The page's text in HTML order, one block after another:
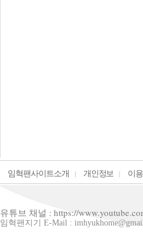
임혁팬사이트소개 개인정보 이
유튜브 채널 : https://
임혁팬지기 E-Mail :